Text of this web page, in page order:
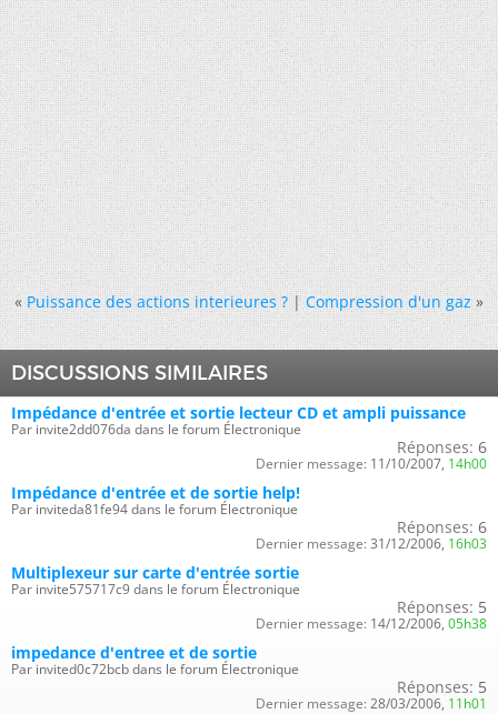
« Puissance des actions interieures ?|Compression d'un gaz »
DISCUSSIONS SIMILAIRES
Impédance d'entrée et sortie lecteur CD et ampli puissance
Par invite2dd076da dans le forum Électronique
Réponses: 6
Dernier message: 11/10/2007, 14h00
Impédance d'entrée et de sortie help!
Par inviteda81fe94 dans le forum Électronique
Réponses: 6
Dernier message: 31/12/2006, 16h03
Multiplexeur sur carte d'entrée sortie
Par invite575717c9 dans le forum Électronique
Réponses: 5
Dernier message: 14/12/2006, 05h38
impedance d'entree et de sortie
Par invited0c72bcb dans le forum Électronique
Réponses: 5
Dernier message: 28/03/2006, 11h01